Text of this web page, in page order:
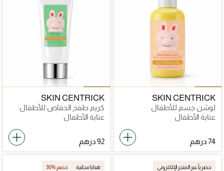
SKIN CENTRICK
لوشن جسم للأطفال
عناية الأطفال
SKIN CENTRICK
كريم طفح الحفاض للأطفال
عناية الأطفال
حصرياً عبر المتجر الإلكتروني هدايا مجانية 30% خصم